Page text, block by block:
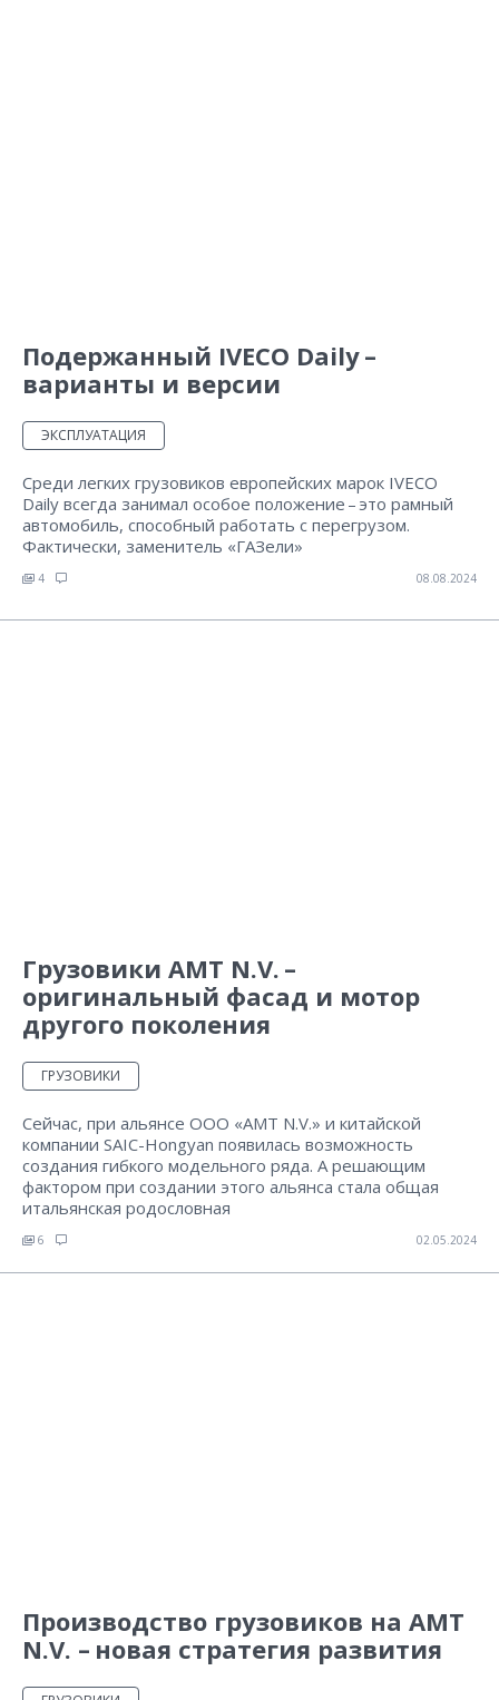
Подержанный IVECO Daily –
варианты и версии
ЭКСПЛУАТАЦИЯ
Среди легких грузовиков европейских марок IVECO
Daily всегда занимал особое положение – это рамный
автомобиль, способный работать с перегрузом.
Фактически, заменитель «ГАЗели»
4 08.08.2024
Грузовики АМТ N.V. –
оригинальный фасад и мотор
другого поколения
ГРУЗОВИКИ
Сейчас, при альянсе ООО «АМТ N.V.» и китайской
компании SAIC-Hongyan появилась возможность
создания гибкого модельного ряда. А решающим
фактором при создании этого альянса стала общая
итальянская родословная
6 02.05.2024
Производство грузовиков на АМТ
N.V. – новая стратегия развития